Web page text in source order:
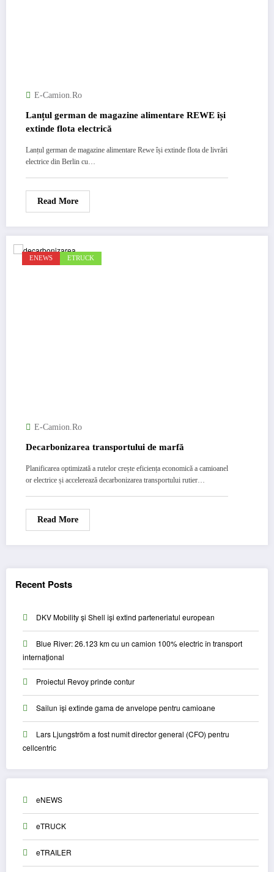
E-Camion.ro
Lanțul german de magazine alimentare REWE își
extinde flota electrică
Lanțul german de magazine alimentare Rewe își extinde flota de livrări
electrice din Berlin cu…
Read More
ENEWS ETRUCK
E-Camion.ro
Decarbonizarea transportului de marfă
Planificarea optimizată a rutelor crește eficiența economică a camioanel
or electrice și accelerează decarbonizarea transportului rutier…
Read More
Recent Posts
DKV Mobility și Shell își extind parteneriatul european
Blue River: 26.123 km cu un camion 100% electric în transport
internațional
Proiectul Revoy prinde contur
Sailun își extinde gama de anvelope pentru camioane
Lars Ljungström a fost numit director general (CFO) pentru
cellcentric
eNEWS
eTRUCK
eTRAILER